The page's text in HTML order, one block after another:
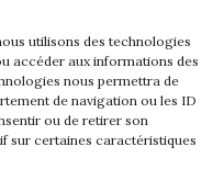
utilisons des technologies
accéder aux informations des
nous permettra de
de navigation ou les ID
ou de retirer son
sur certaines caractéristiques
–
!